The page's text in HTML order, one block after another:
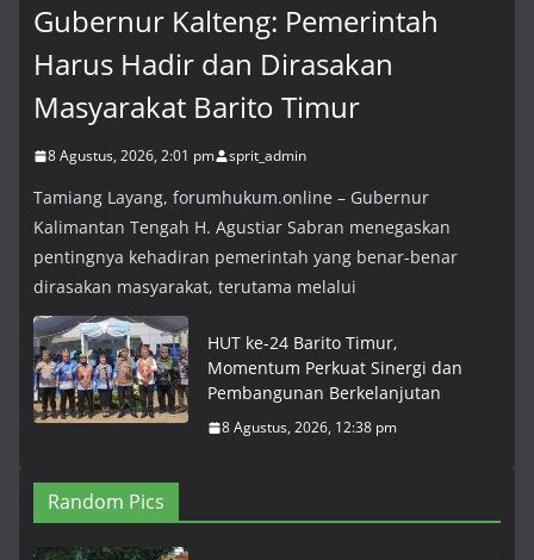
Gubernur Kalteng: Pemerintah
Harus Hadir dan Dirasakan
Masyarakat Barito Timur
8 Agustus, 2026, 2:01 pm sprit_admin
Tamiang Layang, forumhukum.online – Gubernur
Kalimantan Tengah H. Agustiar Sabran menegaskan
pentingnya kehadiran pemerintah yang benar-benar
dirasakan masyarakat, terutama melalui
HUT ke-24 Barito Timur,
Momentum Perkuat Sinergi dan
Pembangunan Berkelanjutan
8 Agustus, 2026, 12:38 pm
Random Pics